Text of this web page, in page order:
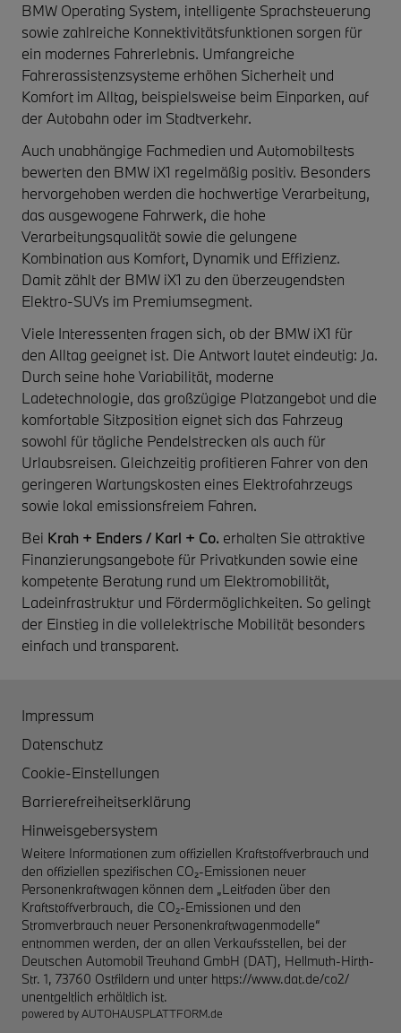
BMW Operating System, intelligente Sprachsteuerung
sowie zahlreiche Konnektivitätsfunktionen sorgen für
ein modernes Fahrerlebnis. Umfangreiche
Fahrerassistenzsysteme erhöhen Sicherheit und
Komfort im Alltag, beispielsweise beim Einparken, auf
der Autobahn oder im Stadtverkehr.
Auch unabhängige Fachmedien und Automobiltests
bewerten den BMW iX1 regelmäßig positiv. Besonders
hervorgehoben werden die hochwertige Verarbeitung,
das ausgewogene Fahrwerk, die hohe
Verarbeitungsqualität sowie die gelungene
Kombination aus Komfort, Dynamik und Effizienz.
Damit zählt der BMW iX1 zu den überzeugendsten
Elektro-SUVs im Premiumsegment.
Viele Interessenten fragen sich, ob der BMW iX1 für
den Alltag geeignet ist. Die Antwort lautet eindeutig: Ja.
Durch seine hohe Variabilität, moderne
Ladetechnologie, das großzügige Platzangebot und die
komfortable Sitzposition eignet sich das Fahrzeug
sowohl für tägliche Pendelstrecken als auch für
Urlaubsreisen. Gleichzeitig profitieren Fahrer von den
geringeren Wartungskosten eines Elektrofahrzeugs
sowie lokal emissionsfreiem Fahren.
Bei Krah + Enders / Karl + Co. erhalten Sie attraktive
Finanzierungsangebote für Privatkunden sowie eine
kompetente Beratung rund um Elektromobilität,
Ladeinfrastruktur und Fördermöglichkeiten. So gelingt
der Einstieg in die vollelektrische Mobilität besonders
einfach und transparent.
Impressum
Datenschutz
Cookie-Einstellungen
Barrierefreiheitserklärung
Hinweisgebersystem
Weitere Informationen zum offiziellen Kraftstoffverbrauch und
den offiziellen spezifischen CO₂-Emissionen neuer
Personenkraftwagen können dem „Leitfaden über den
Kraftstoffverbrauch, die CO₂-Emissionen und den
Stromverbrauch neuer Personenkraftwagenmodelle“
entnommen werden, der an allen Verkaufsstellen, bei der
Deutschen Automobil Treuhand GmbH (DAT), Hellmuth-Hirth-
Str. 1, 73760 Ostfildern und unter https://www.dat.de/co2/
unentgeltlich erhältlich ist.
powered byAUTOHAUSPLATTFORM.de